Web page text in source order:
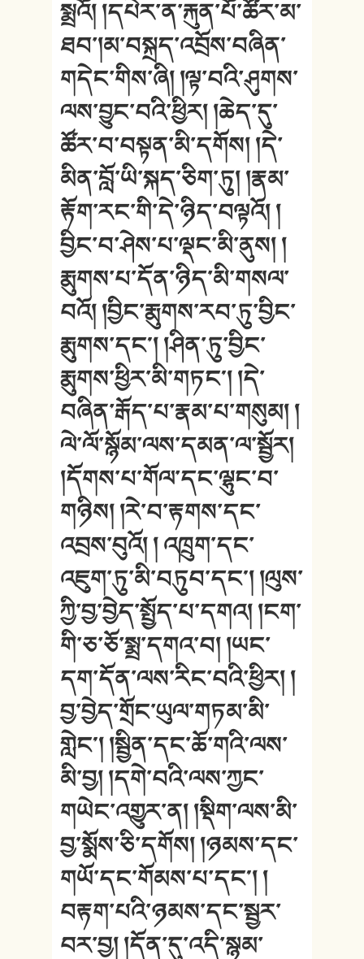
སྨྲའོ། །དཔེར་ན་རྐུན་པོ་ཚོར་མ་
ཐབ་།མ་བསྐྲད་འབྲོས་བཞིན་
གདེང་གིས་ཞི། །ལྟ་བའི་ཤུགས་
ལས་བྱུང་བའི་ཕྱིར། །ཆེད་དུ་
ཚོར་བ་བསྟན་མི་དགོས། །དེ་
མིན་བློ་ཡི་སྐད་ཅིག་ཏུ། །རྣམ་
རྟོག་རང་གི་དེ་ཉིད་བལྟའོ། །
བྱིང་བ་ཤེས་པ་ལྡང་མི་ནུས། །
རྨུགས་པ་དོན་ཉིད་མི་གསལ་
བའོ། །བྱིང་རྨུགས་རབ་ཏུ་བྱིང་
རྨུགས་དང༌། །ཤིན་ཏུ་བྱིང་
རྨུགས་ཕྱིར་མི་གཏང༌། །དེ་
བཞིན་རྒོད་པ་རྣམ་པ་གསུམ། །
ལེ་ལོ་སྙོམ་ལས་དམན་ལ་སྦྱོར།
།དོགས་པ་གོལ་དང་ལྷུང་བ་
གཉིས། །རེ་བ་རྟགས་དང་
འབྲས་བུའོ། ། འཁྲུག་དང་
འཇུག་ཏུ་མི་བཏུབ་དང༌། །ལུས་
ཀྱི་བྱ་བྱེད་སྤྱོད་པ་དགའ། །ངག་
གི་ཅ་ཅོ་སྨྲ་དགའ་བ། །ཡང་
དག་དོན་ལས་རིང་བའི་ཕྱིར། །
བྱ་བྱེད་གྲོང་ཡུལ་གཏམ་མི་
གླེང༌། །སྦྱིན་དང་ཆོ་གའི་ལས་
མི་བྱ། །དགེ་བའི་ལས་ཀྱང་
གཡེང་འགྱུར་ན། །སྡིག་ལས་མི་
བྱ་སྨོས་ཅི་དགོས། །ཉམས་དང་
གཡོ་དང་གོམས་པ་དང༌། །
བརྟག་པའི་ཉམས་དང་སྦྱར་
བར་བྱ། །དོན་དུ་འདི་སྙམ་